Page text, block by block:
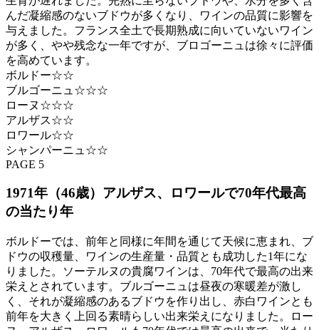
んだ凝縮感のないブドウが多くなり、ワインの品質に影響を
与えました。フランス全土で長期熟成に向いていないワイン
が多く、やや残念な一年ですが、ブロゴーニュは徐々に評価
を高めています。
ボルドー☆☆
ブルゴーニュ☆☆☆
ローヌ☆☆☆
アルザス☆☆
ロワール☆☆
シャンパーニュ☆☆
PAGE 5
1971年（46歳）アルザス、ロワールで70年代最高
の当たり年
ボルドーでは、前年と同様に年間を通じて天候に恵まれ、ブ
ドウの収穫量、ワインの生産量・品質とも成功した1年にな
りました。ソーテルヌの貴腐ワインは、70年代で最高の出来
栄えとされています。ブルゴーニュは昼夜の寒暖差が激し
く、それが凝縮感のあるブドウを作り出し、赤白ワインとも
前年を大きく上回る素晴らしい出来栄えになりました。ロー